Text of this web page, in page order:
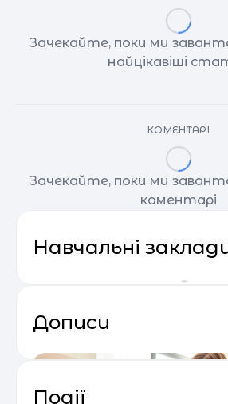
Зачекайте, поки ми
найцікавіші
КОМЕНТАРІ
Зачекайте, поки ми
коментарі
Навчальні
Дописи
Події